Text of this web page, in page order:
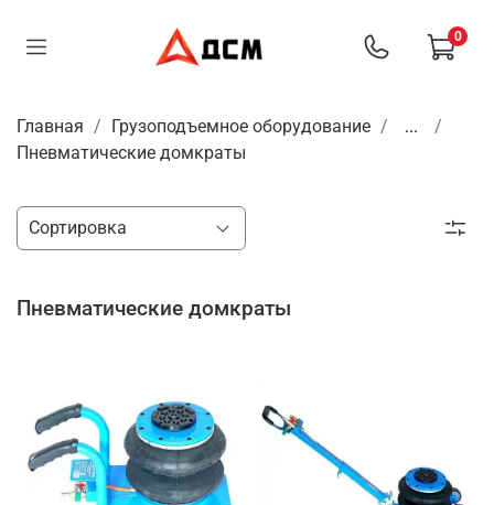
0
Главная Грузоподъемное оборудование
...
Пневматические домкраты
Пневматические домкраты